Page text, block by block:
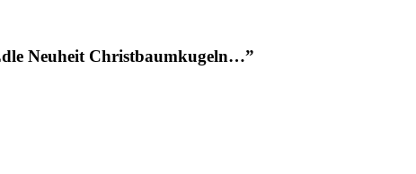
Neuheit Christbaumkugeln…”